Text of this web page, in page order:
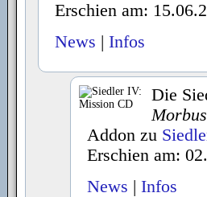
Erschien am:
News | Infos
Die
Addon zu
Erschien am:
News | Infos